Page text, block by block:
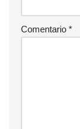
Comentario *